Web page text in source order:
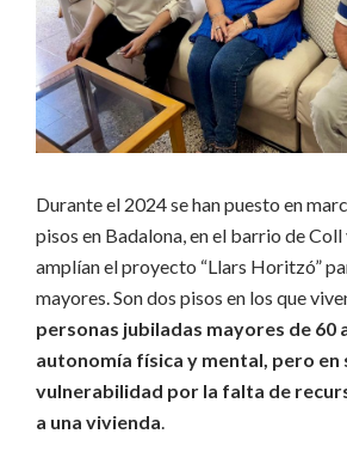
Durante el 2024 se han puesto en
pisos en Badalona, ​​en el barrio de Coll
amplían el proyecto “Llars Horitzó”
mayores. Son dos pisos en los que
personas jubiladas mayores de 60
autonomía física y mental, pero en
vulnerabilidad por la falta de
a una vivienda.